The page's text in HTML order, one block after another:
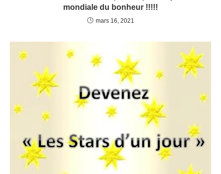
mondiale du bonheur !!!!!
mars 16, 2021